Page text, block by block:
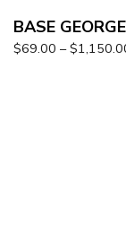
BASE GEORGE
$69.00 – $